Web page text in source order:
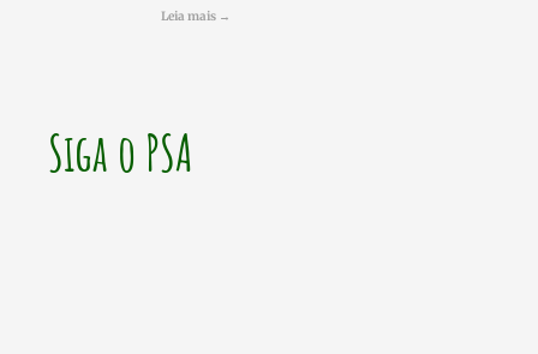
Leia mais →
Siga o PSA